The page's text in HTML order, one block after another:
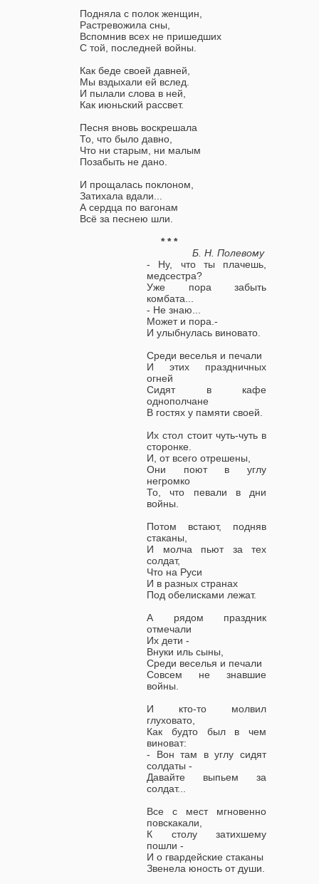
Подняла с полок женщин,
Растревожила сны,
Вспомнив всех не пришедших
С той, последней войны.
Как беде своей давней,
Мы вздыхали ей вслед.
И пылали слова в ней,
Как июньский рассвет.
Песня вновь воскрешала
То, что было давно,
Что ни старым, ни малым
Позабыть не дано.
И прощалась поклоном,
Затихала вдали...
А сердца по вагонам
Всё за песнею шли.
* * *
Б. Н. Полевому
- Ну, что ты плачешь,
медсестра?
Уже пора забыть
комбата...
- Не знаю...
Может и пора.-
И улыбнулась виновато.
Среди веселья и печали
И этих праздничных
огней
Сидят в кафе
однополчане
В гостях у памяти своей.
Их стол стоит чуть-чуть в
сторонке.
И, от всего отрешены,
Они поют в углу
негромко
То, что певали в дни
войны.
Потом встают, подняв
стаканы,
И молча пьют за тех
солдат,
Что на Руси
И в разных странах
Под обелисками лежат.
А рядом праздник
отмечали
Их дети -
Внуки иль сыны,
Среди веселья и печали
Совсем не знавшие
войны.
И кто-то молвил
глуховато,
Как будто был в чем
виноват:
- Вон там в углу сидят
солдаты -
Давайте выпьем за
солдат...
Все с мест мгновенно
повскакали,
К столу затихшему
пошли -
И о гвардейские стаканы
Звенела юность от души.